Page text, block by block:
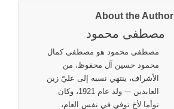
About the Author
مصطفى محمود
مصطفى محمود هو مصطفى كمال
محمود حسين آل محفوظ، من
الأشراف، ينتهي نسبه إلى عليّ زين
العابدين –- ولد عام 1921، وكان
توأما لأخ توفي في نفس العام،